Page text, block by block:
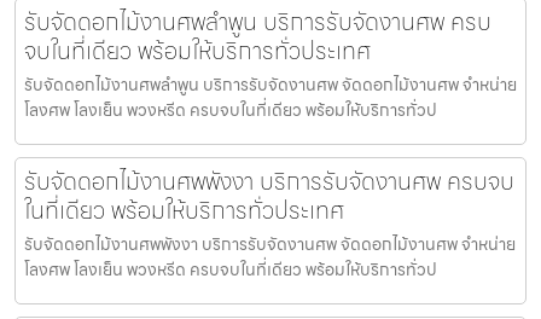
รับจัดดอกไม้งานศพลำพูน บริการรับจัดงานศพ ครบ
จบในที่เดียว พร้อมให้บริการทั่วประเทศ
รับจัดดอกไม้งานศพลำพูน บริการรับจัดงานศพ จัดดอกไม้งานศพ จำหน่าย
โลงศพ โลงเย็น พวงหรีด ครบจบในที่เดียว พร้อมให้บริการทั่วป
รับจัดดอกไม้งานศพพังงา บริการรับจัดงานศพ ครบจบ
ในที่เดียว พร้อมให้บริการทั่วประเทศ
รับจัดดอกไม้งานศพพังงา บริการรับจัดงานศพ จัดดอกไม้งานศพ จำหน่าย
โลงศพ โลงเย็น พวงหรีด ครบจบในที่เดียว พร้อมให้บริการทั่วป